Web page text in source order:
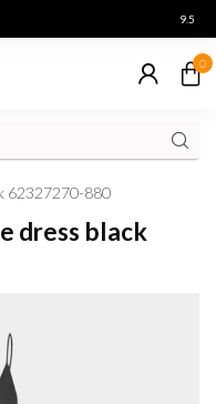
9.5
0
62327270-880
dress black